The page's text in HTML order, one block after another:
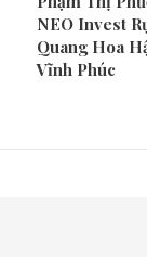
NEO Invest
Quang Hoa
Vĩnh Phúc